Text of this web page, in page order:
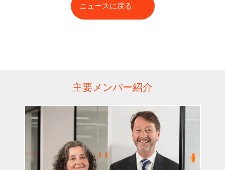
ニュースに戻る
主要メンバー紹介